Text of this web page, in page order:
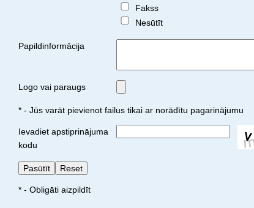
Fakss
Nesūtīt
Papildinformācija
Logo vai paraugs
* - Jūs varāt pievienot failus tikai ar norādītu pagarinājumu
Ievadiet apstiprinājuma
kodu
* - Obligāti aizpildīt